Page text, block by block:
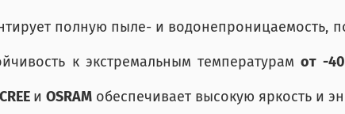
полную пыле- и водонепроницаемость,
к экстремальным температурамот -
CREE и OSRAM обеспечивает высокую яркость и